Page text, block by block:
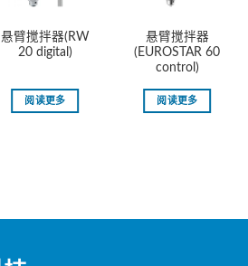
悬臂搅拌器(RW
20 digital)
阅读更多
悬臂搅拌器
(EUROSTAR 60
control)
阅读更多